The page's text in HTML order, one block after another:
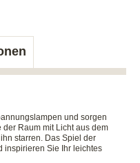
und sorgen
Raum mit Licht aus dem
starren. Das Spiel der
inspirieren Sie Ihr leichtes